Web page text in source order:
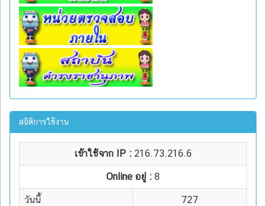
สถิติการใช้งาน
เข้าใช้จาก IP : 216.73.216.6
Online อยู่ : 8
วันนี้ 727